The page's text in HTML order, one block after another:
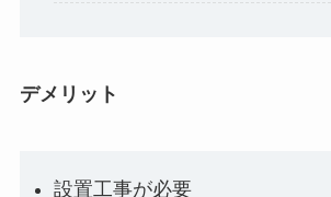
デメリット
設置工事が必要